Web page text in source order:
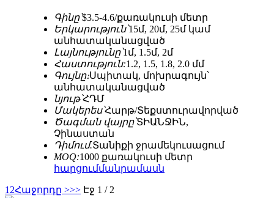
Գինը՝$3.5-4.6/քառակուսի մետր
Երկարություն՝15մ, 20մ, 25մ կամ
անհատականացված
Լայնությունը՝1մ, 1.5մ, 2մ
Հաստություն:1.2, 1.5, 1.8, 2.0 մմ
Գույնը։Սպիտակ, մոխրագույն՝
անհատականացված
նյութ՝ՀԴՄ
Մակերես՝Հարթ/Տեքստուրավորված
Ծագման վայրը՝ՏԻԱՆՋԻՆ,
Չինաստան
Դիմում.Տանիքի ջրամեկուսացում
MOQ:1000 քառակուսի մետր
հարցումմանրամասն
1 2Հաջորդը >>> Էջ 1 / 2